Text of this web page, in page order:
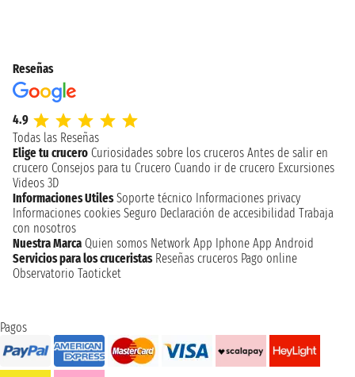
Reseñas
4.9
Todas las Reseñas
Elige tu crucero Curiosidades sobre los cruceros Antes de salir en
crucero Consejos para tu Crucero Cuando ir de crucero Excursiones
Videos 3D
Informaciones Utiles Soporte técnico Informaciones privacy
Informaciones cookies Seguro Declaración de accesibilidad Trabaja
con nosotros
Nuestra Marca Quien somos Network App Iphone App Android
Servicios para los cruceristas Reseñas cruceros Pago online
Observatorio Taoticket
Pagos